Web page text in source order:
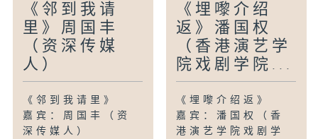
《邻到我请
里》周国丰
（资深传媒
人）
《邻到我请里》
嘉宾：周国丰（资
深传媒人）
《埋嚟介绍
返》潘国权
（香港演艺学
院戏剧学院...
《埋嚟介绍返》
嘉宾：潘国权（香
港演艺学院戏剧学